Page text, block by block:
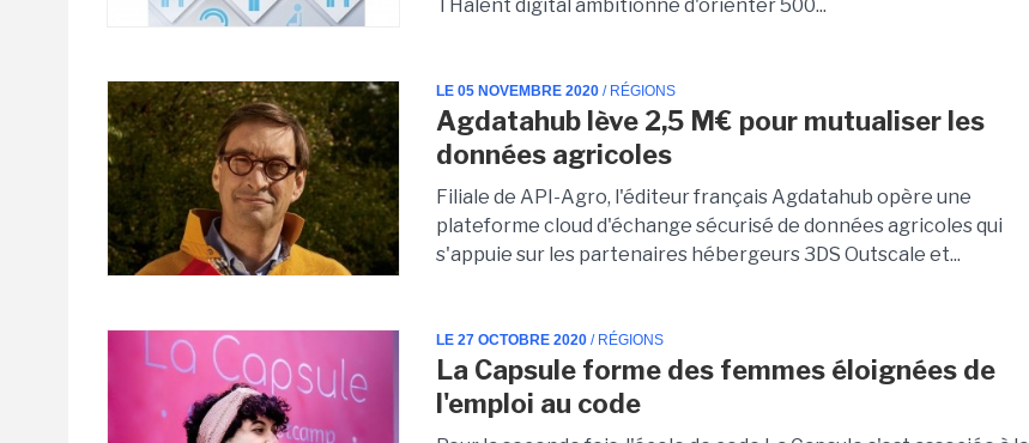
THalent digital ambitionne d'orienter 500...
LE 05 NOVEMBRE 2020 / RÉGIONS
Agdatahub lève 2,5 M€ pour mutualiser les
données agricoles
Filiale de API-Agro, l'éditeur français Agdatahub opère une
plateforme cloud d'échange sécurisé de données agricoles qui
s'appuie sur les partenaires hébergeurs 3DS Outscale et...
LE 27 OCTOBRE 2020 / RÉGIONS
La Capsule forme des femmes éloignées de
l'emploi au code